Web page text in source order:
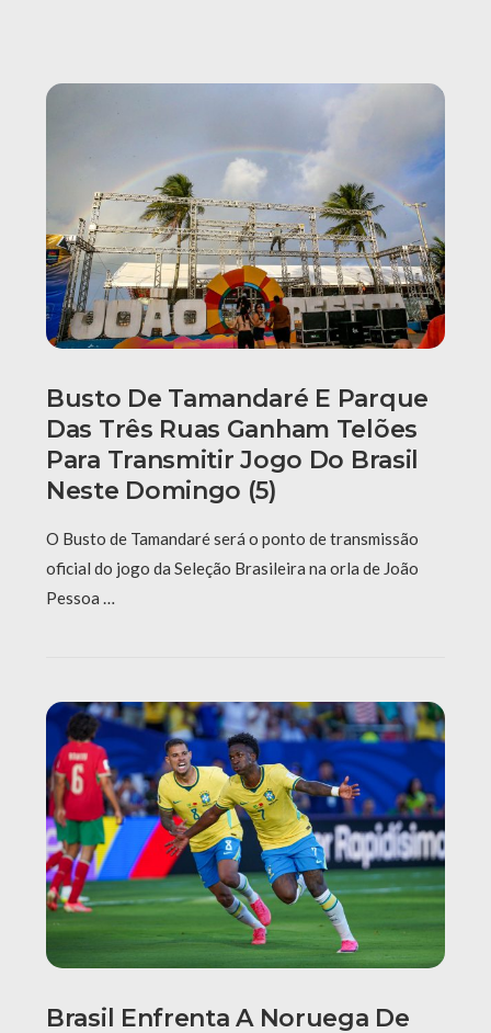
Busto De Tamandaré E Parque
Das Três Ruas Ganham Telões
Para Transmitir Jogo Do Brasil
Neste Domingo (5)
O Busto de Tamandaré será o ponto de transmissão
oficial do jogo da Seleção Brasileira na orla de João
Pessoa …
Brasil Enfrenta A Noruega De